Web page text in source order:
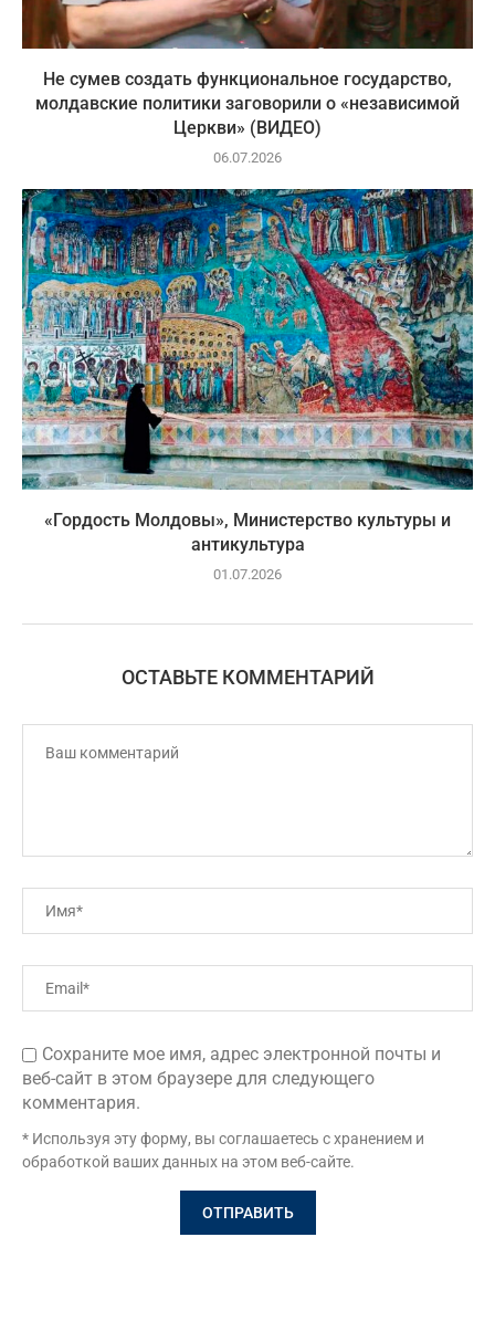
Не сумев создать функциональное государство,
молдавские политики заговорили о «независимой
Церкви» (ВИДЕО)
06.07.2026
«Гордость Молдовы», Министерство культуры и
антикультура
01.07.2026
ОСТАВЬТЕ КОММЕНТАРИЙ
Сохраните мое имя, адрес электронной почты и
веб-сайт в этом браузере для следующего
комментария.
* Используя эту форму, вы соглашаетесь с хранением и
обработкой ваших данных на этом веб-сайте.